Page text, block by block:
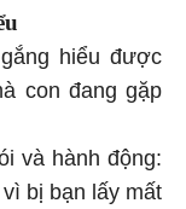
hiểu được
con đang gặp
và hành động:
bị bạn lấy mất